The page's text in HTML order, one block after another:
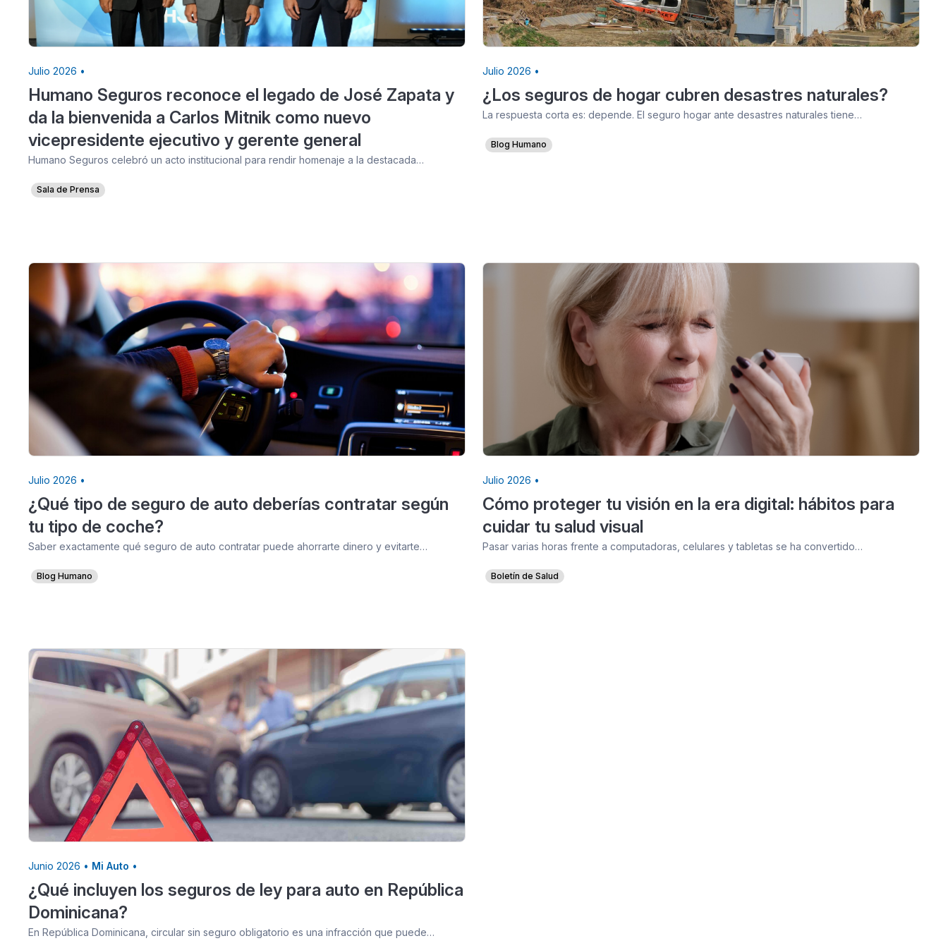
Julio 2026 •
Humano Seguros reconoce el legado de José Zapata y
da la bienvenida a Carlos Mitnik como nuevo
vicepresidente ejecutivo y gerente general
Humano Seguros celebró un acto institucional para rendir homenaje a la destacada…
Sala de Prensa
Julio 2026 •
¿Los seguros de hogar cubren desastres naturales?
La respuesta corta es: depende. El seguro hogar ante desastres naturales tiene…
Blog Humano
Julio 2026 •
¿Qué tipo de seguro de auto deberías contratar según
tu tipo de coche?
Saber exactamente qué seguro de auto contratar puede ahorrarte dinero y evitarte…
Blog Humano
Julio 2026 •
Cómo proteger tu visión en la era digital: hábitos para
cuidar tu salud visual
Pasar varias horas frente a computadoras, celulares y tabletas se ha convertido…
Boletín de Salud
Junio 2026 • Mi Auto •
¿Qué incluyen los seguros de ley para auto en República
Dominicana?
En República Dominicana, circular sin seguro obligatorio es una infracción que puede…